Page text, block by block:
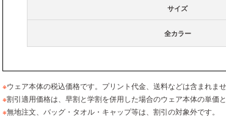
サイズ
全カラー
※ウェア本体の税込価格です。プリント代金、送料などは含まれませ
※割引適用価格は、早割と学割を併用した場合のウェア本体の単価
※無地注文、バッグ・タオル・キャップ等は、割引の対象外です。